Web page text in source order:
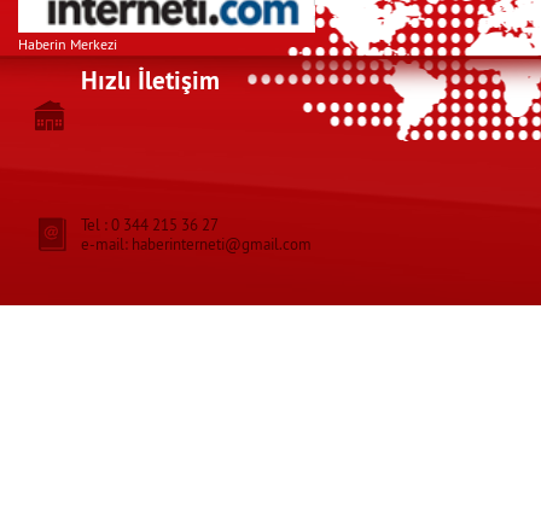
Haberin Merkezi
Hızlı İletişim
Tel : 0 344 215 36 27
e-mail: haberinterneti@gmail.com